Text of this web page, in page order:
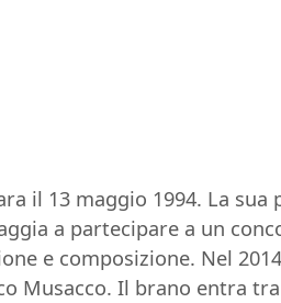
il 13 maggio 1994. La
a partecipare a un
e composizione. Nel
Musacco. Il brano entra